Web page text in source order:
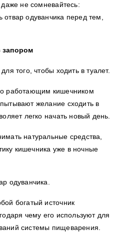
даже не сомневайтесь:
отвар одуванчика перед тем,
запором
того, чтобы ходить в туалет.
работающим кишечником
желание сходить в
легко начать новый день.
натуральные средства,
кишечника уже в ночные
одуванчика.
богатый источник
чему его используют для
системы пищеварения.